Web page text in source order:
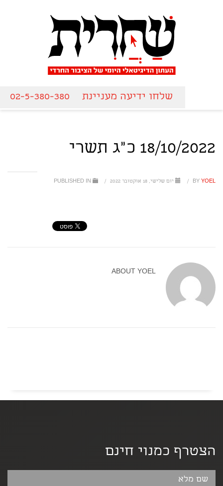
שלחו ידיעה מעניינת 02-5-380-380
18/10/2022 כ"ג תשרי
BY YOEL
/ יום שלישי, 18 אוקטובר 2022 /
ABOUT YOEL
הצטרף כמנוי חינם